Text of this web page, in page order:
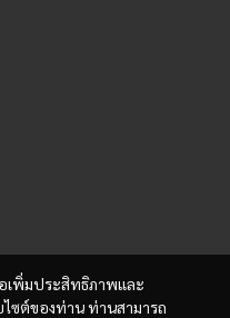
เพิ่มประสิทธิภาพและ
ซต์ของท่าน ท่านสามารถ